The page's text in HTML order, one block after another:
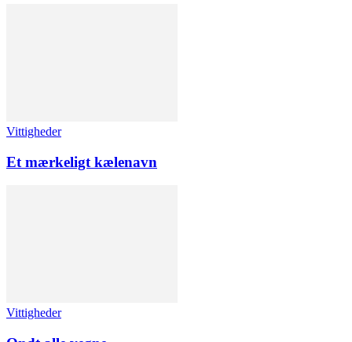
Vittigheder
Et mærkeligt kælenavn
Vittigheder